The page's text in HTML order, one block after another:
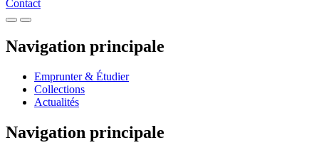
Contact
Navigation principale
Emprunter & Étudier
Collections
Actualités
Navigation principale